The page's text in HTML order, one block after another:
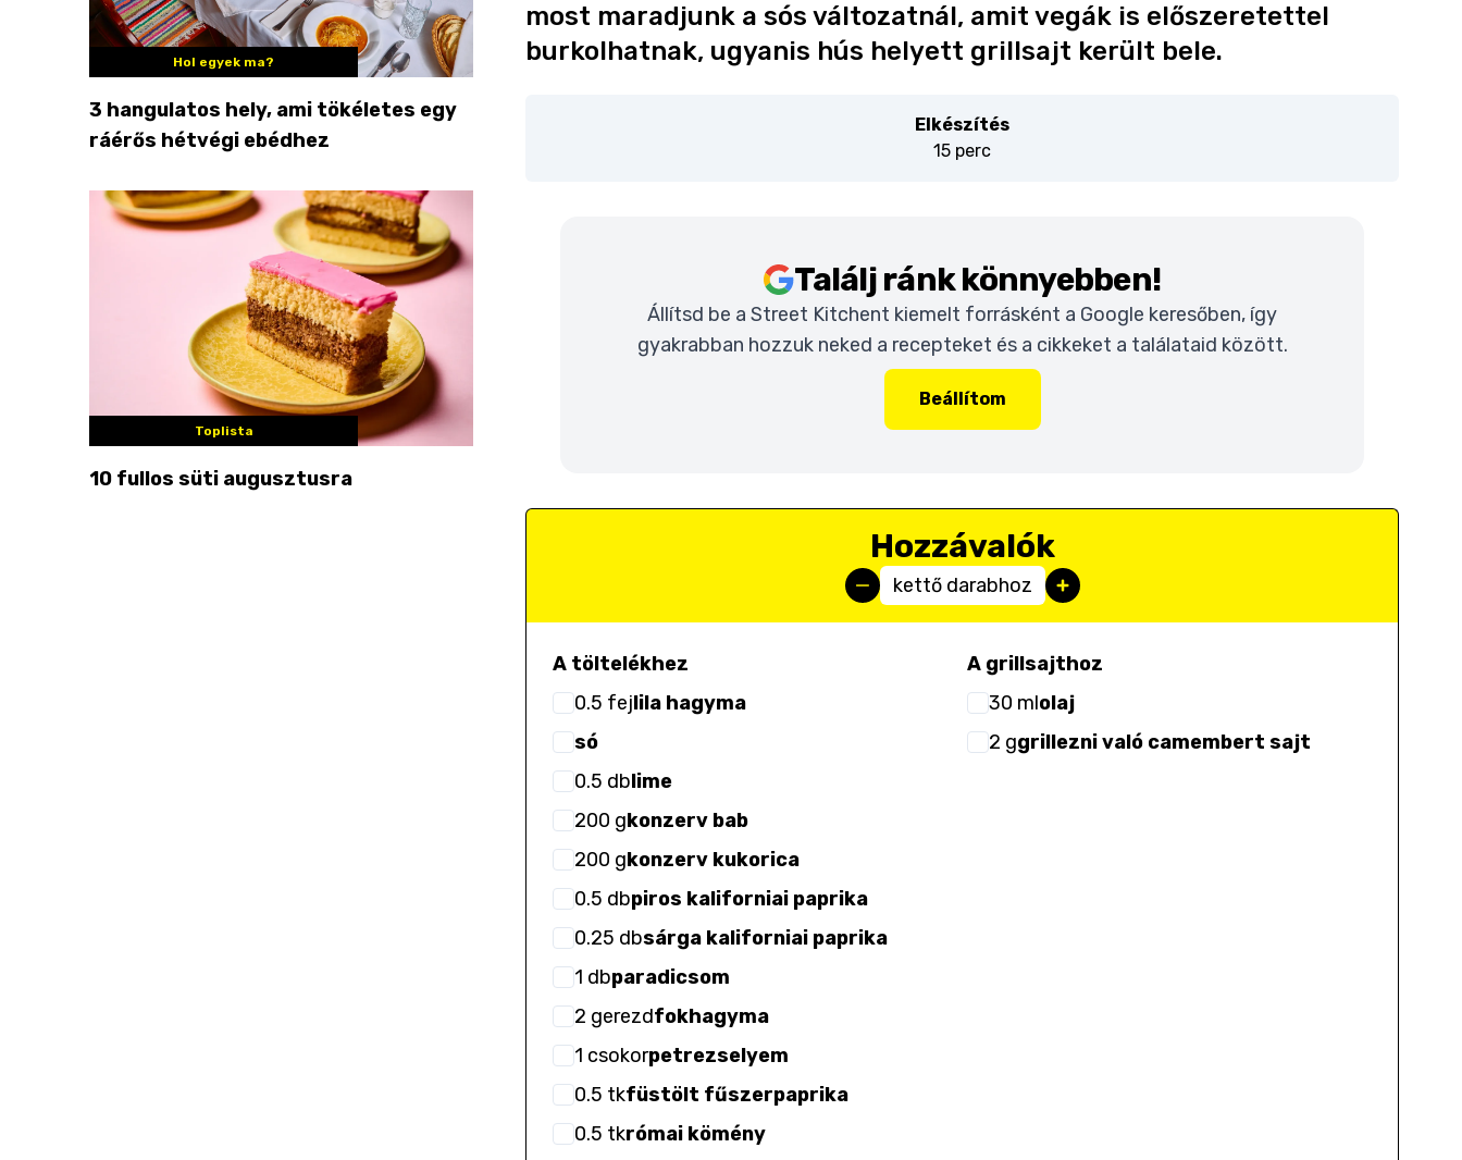
Hol egyek ma?
3 hangulatos hely, ami tökéletes egy
ráérős hétvégi ebédhez
Toplista
10 fullos süti augusztusra
most maradjunk a sós változatnál, amit vegák is előszeretettel
burkolhatnak, ugyanis hús helyett grillsajt került bele.
Elkészítés
15 perc
Találj ránk könnyebben!
Állítsd be a Street Kitchent kiemelt forrásként a Google keresőben, így
gyakrabban hozzuk neked a recepteket és a cikkeket a találataid között.
Beállítom
Hozzávalók
kettő darabhoz
A töltelékhez
0.5 fejlila hagyma
só
0.5 dblime
200 gkonzerv bab
200 gkonzerv kukorica
0.5 dbpiros kaliforniai paprika
0.25 dbsárga kaliforniai paprika
1 dbparadicsom
2 gerezdfokhagyma
1 csokorpetrezselyem
0.5 tkfüstölt fűszerpaprika
0.5 tkrómai kömény
A grillsajthoz
30 mlolaj
2 ggrillezni való camembert sajt